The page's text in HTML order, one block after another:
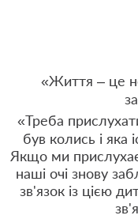
«Життя – це не
«Треба
був колись і яка
Якщо ми
наші очі знову
зв'язок із цією